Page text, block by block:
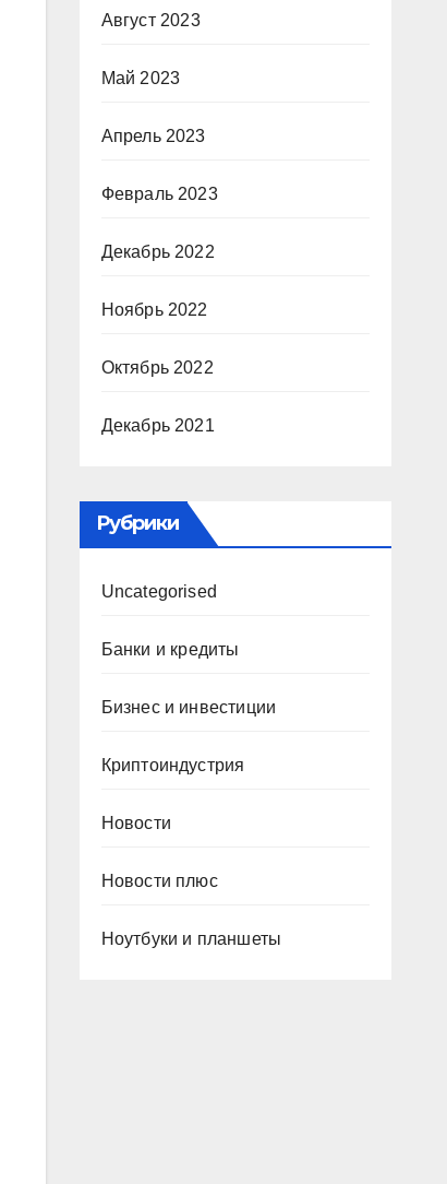
Август 2023
Май 2023
Апрель 2023
Февраль 2023
Декабрь 2022
Ноябрь 2022
Октябрь 2022
Декабрь 2021
Рубрики
Uncategorised
Банки и кредиты
Бизнес и инвестиции
Криптоиндустрия
Новости
Новости плюс
Ноутбуки и планшеты